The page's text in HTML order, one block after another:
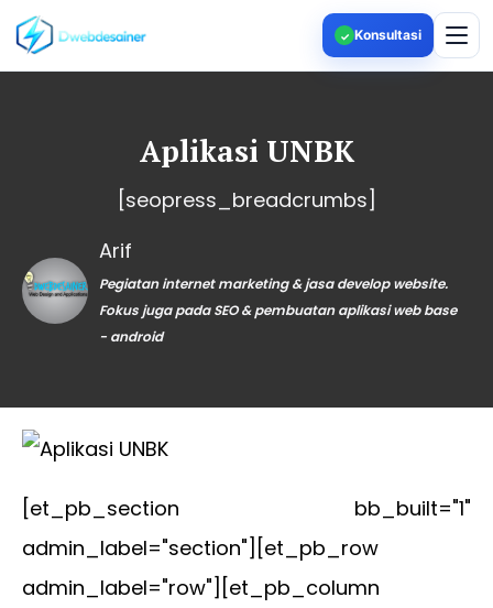
✓ Konsultasi
Aplikasi UNBK
[seopress_breadcrumbs]
Arif
Pegiatan internet marketing & jasa develop website.
Fokus juga pada SEO & pembuatan aplikasi web base
- android
[et_pb_section bb_built="1"
admin_label="section"][et_pb_row
admin_label="row"][et_pb_column